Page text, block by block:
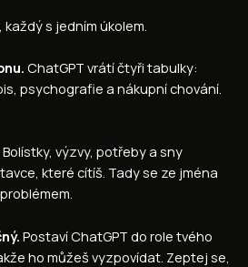
s jedním úkolem.
ChatGPT vrátí čtyři tabulky:
psychografie a nákupní chování.
Bolístky, výzvy, potřeby a sny
které cítíš. Tady se ze jména
Postaví ChatGPT do role tvého
ho můžeš vyzpovídat. Zeptej se,